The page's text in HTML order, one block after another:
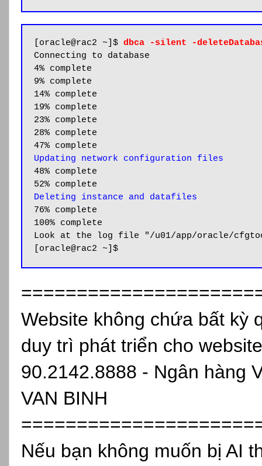
[oracle@rac2 ~]$ dbca -silent -deleteDatabase
Connecting to database
4% complete
9% complete
14% complete
19% complete
23% complete
28% complete
Updating network configuration files
48% complete
Deleting instance and datafiles
76% complete
100% complete
Look at the log file "/u01/app/oracle/
[oracle@rac2 ~]$
Website không chứa bất kỳ
duy trì phát triển cho
90.2142.8888 - Ngân hàng
VAN BINH
Nếu bạn không muốn bị AI